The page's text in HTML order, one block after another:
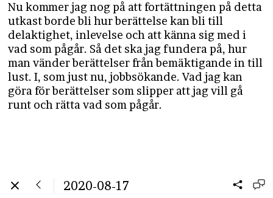
Nu kommer jag nog på att fortättningen på detta
utkast borde bli hur berättelse kan bli till
delaktighet, inlevelse och att känna sig med i
vad som pågår. Så det ska jag fundera på, hur
man vänder berättelser från bemäktigande in till
lust. I, som just nu, jobbsökande. Vad jag kan
göra för berättelser som slipper att jag vill gå
runt och rätta vad som pågår.
2020-08-17